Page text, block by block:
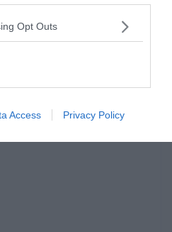
Opt Outs
Access Privacy Policy